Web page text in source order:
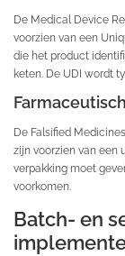
De Medical Device
voorzien van een
die het product
keten. De UDI wordt
De Falsified
zijn voorzien van een
verpakking moet
voorkomen.
Batch- en